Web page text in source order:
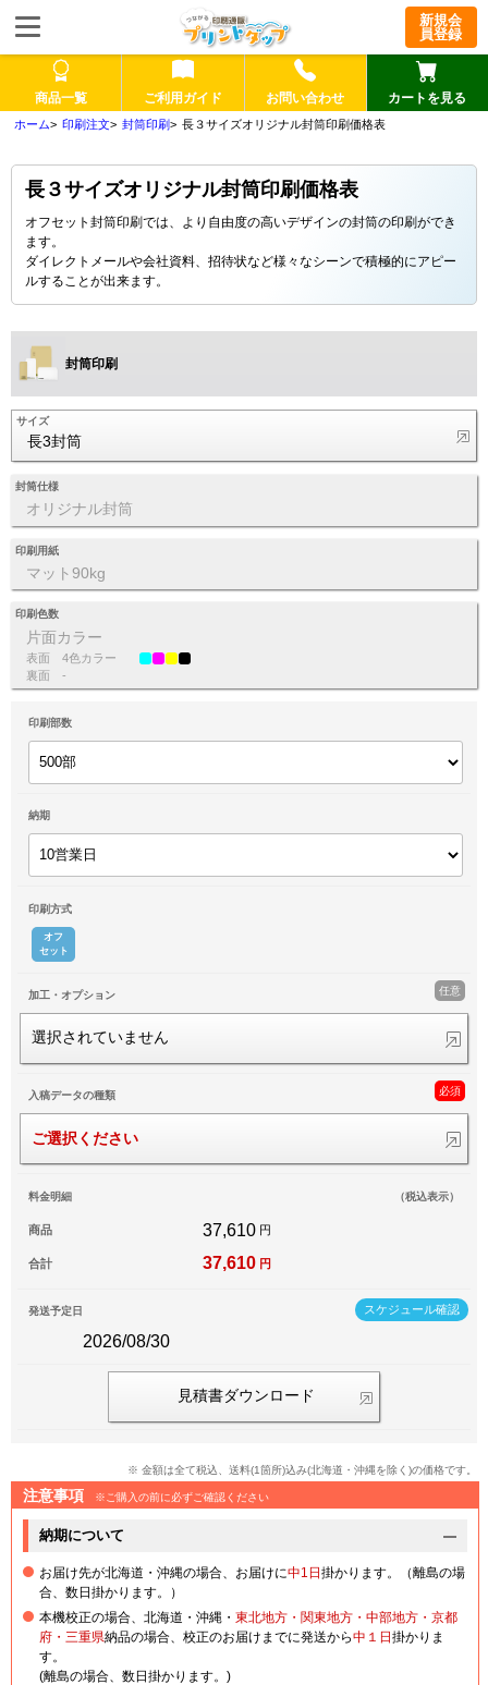
新規会
員登録
商品一覧 ご利用ガイド お問い合わせ カートを見る
印刷注文 封筒印刷 長３サイズオリジナル封筒印刷価格表
長３サイズオリジナル封筒印刷価格表
オフセット封筒印刷では、より自由度の高いデザインの封筒の印刷ができ
ます。
ダイレクトメールや会社資料、招待状など様々なシーンで積極的にアピー
ルすることが出来ます。
封筒印刷
サイズ
長3封筒
封筒仕様
オリジナル封筒
印刷用紙
マット90kg
印刷色数
片面カラー
表面
4色カラー
裏面
-
印刷部数
納期
印刷方式
オフ
セット
加工・オプション 任意
選択されていません
入稿データの種類 必須
ご選択ください
料金明細 （税込表示）
商品 37,610 円
合計 37,610 円
スケジュール確認
発送予定日
2026/08/30
見積書ダウンロード
※ 金額は全て税込、送料(1箇所)込み(北海道・沖縄を除く)の価格です。
注意事項 ※ご購入の前に必ずご確認ください
納期について
お届け先が北海道・沖縄の場合、お届けに中1日掛かります。（離島の場
合、数日掛かります。）
本機校正の場合、北海道・沖縄・ 東北地方・関東地方・中部地方・京都
府・三重県納品の場合、校正のお届けまでに発送から中１日掛かりま
す。
(離島の場合、数日掛かります。)